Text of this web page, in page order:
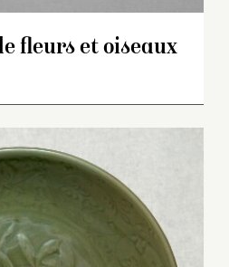
fleurs et oiseaux